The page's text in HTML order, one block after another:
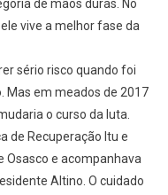
Boxe
de mãos duras. No
vive a melhor fase da
sério risco quando foi
Mas em meados de 2017
o curso da luta.
de Recuperação Itu e
Osasco e acompanhava
Altino. O cuidado